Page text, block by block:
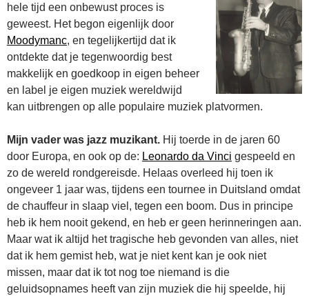
hele tijd een onbewust proces is
geweest. Het begon eigenlijk door
Moodymanc, en tegelijkertijd dat ik
ontdekte dat je tegenwoordig best
makkelijk en goedkoop in eigen beheer
en label je eigen muziek wereldwijd
kan uitbrengen op alle populaire muziek platvormen.
Mijn vader was jazz muzikant. Hij toerde in de jaren 60
door Europa, en ook op de: Leonardo da Vinci gespeeld en
zo de wereld rondgereisde. Helaas overleed hij toen ik
ongeveer 1 jaar was, tijdens een tournee in Duitsland omdat
de chauffeur in slaap viel, tegen een boom. Dus in principe
heb ik hem nooit gekend, en heb er geen herinneringen aan.
Maar wat ik altijd het tragische heb gevonden van alles, niet
dat ik hem gemist heb, wat je niet kent kan je ook niet
missen, maar dat ik tot nog toe niemand is die
geluidsopnames heeft van zijn muziek die hij speelde, hij